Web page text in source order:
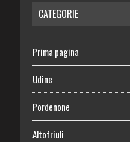
CATEGORIE
Prima pagina
Udine
Pordenone
Altofriuli